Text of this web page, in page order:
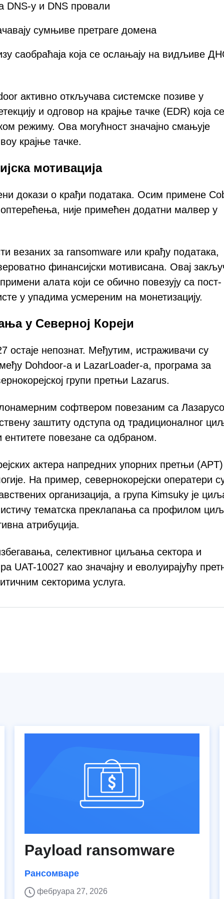
DNS-у и DNS провали
сумњиве претраге домена
саобраћаја која се ослањају на видљиве
активно откључава системске позиве у
и одговор на крајње тачке (EDR) која се
режиму. Ова могућност значајно смањује
крајње тачке.
мотивација
докази о крађи података. Осим примене
није примећен додатни малвер у
везаних за ransomware или крађу података,
финансијски мотивисана. Овај
алата који се обично повезују са пост-
у упадима усмереним на монетизацију.
у Северној Кореји
остаје непознат. Међутим, истраживачи су
Dohdoor-а и LazarLoader-а, програма за
групи претњи Lazarus.
софтвером повезаним са
заштиту одступа од традиционалног
повезане са одбраном.
актера напредних упорних претњи (APT)
На пример, севернокорејски оператери
организација, а група Kimsuky је
тематска преклапања са профилом
атрибуција.
селективног циљања сектора и
UAT-10027 као значајну и еволуирајућу
секторима услуга.
Payload ransomware
Рансомваре
фебруара 27, 2026